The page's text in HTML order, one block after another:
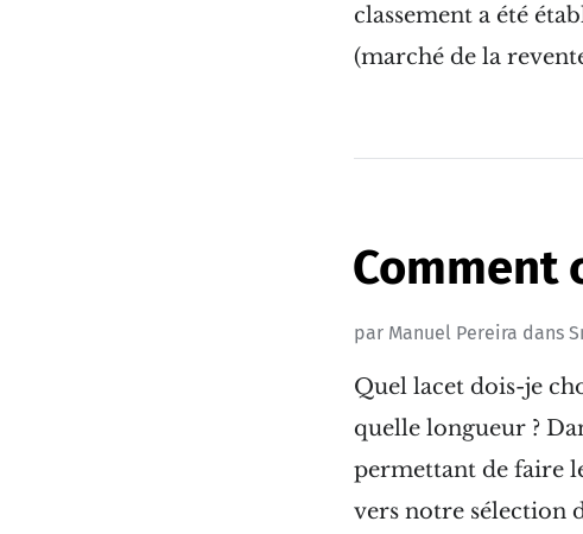
classement a été
(marché de la
Comment
par Manuel Pereira dans
Quel lacet dois-je
quelle longueur ?
permettant de faire
vers notre sélection